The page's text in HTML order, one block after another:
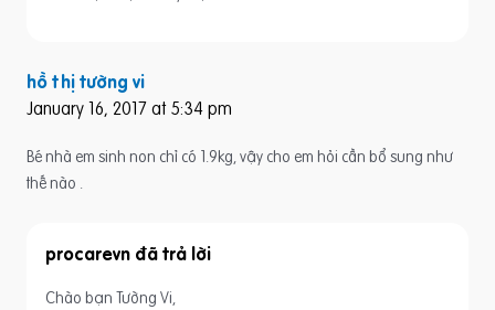
hồ thị tường vi
January 16, 2017 at 5:34 pm
Bé nhà em sinh non chỉ có 1.9kg, vậy cho em hỏi cần bổ sung như
thế nào .
procarevn
Chào bạn Tường Vi,